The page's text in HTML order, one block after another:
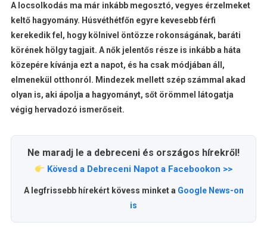
A locsolkodás ma már inkább megosztó, vegyes érzelmeket
keltő hagyomány. Húsvéthétfőn egyre kevesebb férfi
kerekedik fel, hogy kölnivel öntözze rokonságának, baráti
körének hölgy tagjait. A nők jelentős része is inkább a háta
közepére kívánja ezt a napot, és ha csak módjában áll,
elmenekül otthonról. Mindezek mellett szép számmal akad
olyan is, aki ápolja a hagyományt, sőt örömmel látogatja
végig hervadozó ismerőseit.
Ne maradj le a debreceni és országos hírekről!
Kövesd a Debreceni Napot a Facebookon >>
A legfrissebb hírekért kövess minket a Google News-on
is